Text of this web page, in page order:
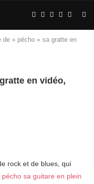
de « pécho » sa gratte en
en vidéo,
rock et de blues, qui
sa guitare en plein